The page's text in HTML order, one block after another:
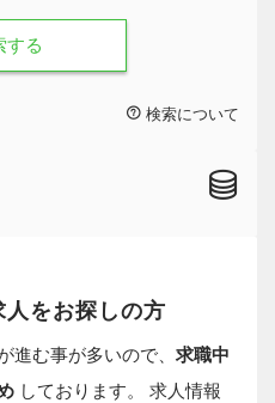
する
検索について
をお探しの方
進む事が多いので、 求職中
しております。 求人情報